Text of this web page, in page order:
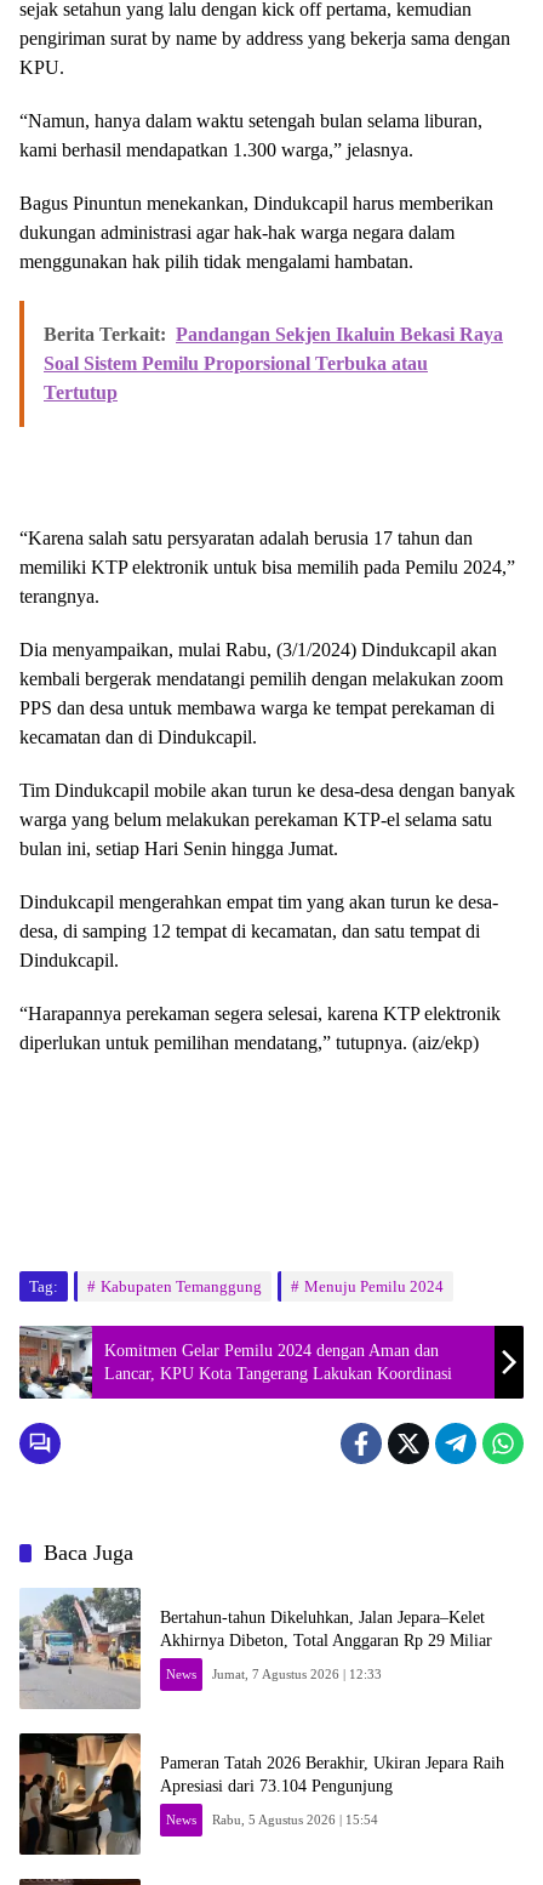
sejak setahun yang lalu dengan kick off pertama, kemudian
pengiriman surat by name by address yang bekerja sama dengan
KPU.
“Namun, hanya dalam waktu setengah bulan selama liburan,
kami berhasil mendapatkan 1.300 warga,” jelasnya.
Bagus Pinuntun menekankan, Dindukcapil harus memberikan
dukungan administrasi agar hak-hak warga negara dalam
menggunakan hak pilih tidak mengalami hambatan.
Berita Terkait: Pandangan Sekjen Ikaluin Bekasi Raya
Soal Sistem Pemilu Proporsional Terbuka atau
Tertutup
“Karena salah satu persyaratan adalah berusia 17 tahun dan
memiliki KTP elektronik untuk bisa memilih pada Pemilu 2024,”
terangnya.
Dia menyampaikan, mulai Rabu, (3/1/2024) Dindukcapil akan
kembali bergerak mendatangi pemilih dengan melakukan zoom
PPS dan desa untuk membawa warga ke tempat perekaman di
kecamatan dan di Dindukcapil.
Tim Dindukcapil mobile akan turun ke desa-desa dengan banyak
warga yang belum melakukan perekaman KTP-el selama satu
bulan ini, setiap Hari Senin hingga Jumat.
Dindukcapil mengerahkan empat tim yang akan turun ke desa-
desa, di samping 12 tempat di kecamatan, dan satu tempat di
Dindukcapil.
“Harapannya perekaman segera selesai, karena KTP elektronik
diperlukan untuk pemilihan mendatang,” tutupnya. (aiz/ekp)
Tag: Kabupaten Temanggung Menuju Pemilu 2024
Komitmen Gelar Pemilu 2024 dengan Aman dan
Lancar, KPU Kota Tangerang Lakukan Koordinasi
Baca Juga
Bertahun-tahun Dikeluhkan, Jalan Jepara–Kelet
Akhirnya Dibeton, Total Anggaran Rp 29 Miliar
News Jumat, 7 Agustus 2026 | 12:33
Pameran Tatah 2026 Berakhir, Ukiran Jepara Raih
Apresiasi dari 73.104 Pengunjung
News Rabu, 5 Agustus 2026 | 15:54